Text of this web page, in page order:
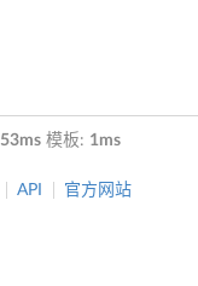
53ms 模板: 1ms
API 官方网站